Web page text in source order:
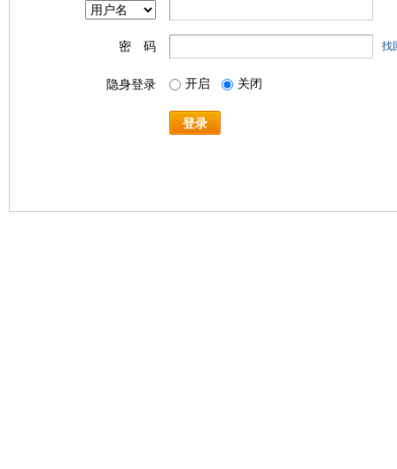
密 码 找
隐身登录 开启 关闭
登录